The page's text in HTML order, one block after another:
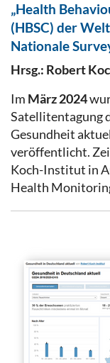
„Health
(HBSC) der
Nationale
Hrsg.: Robert
Im März 2024
Satellitentagung
Gesundheit
veröffentlicht.
Koch-Institut in
Health